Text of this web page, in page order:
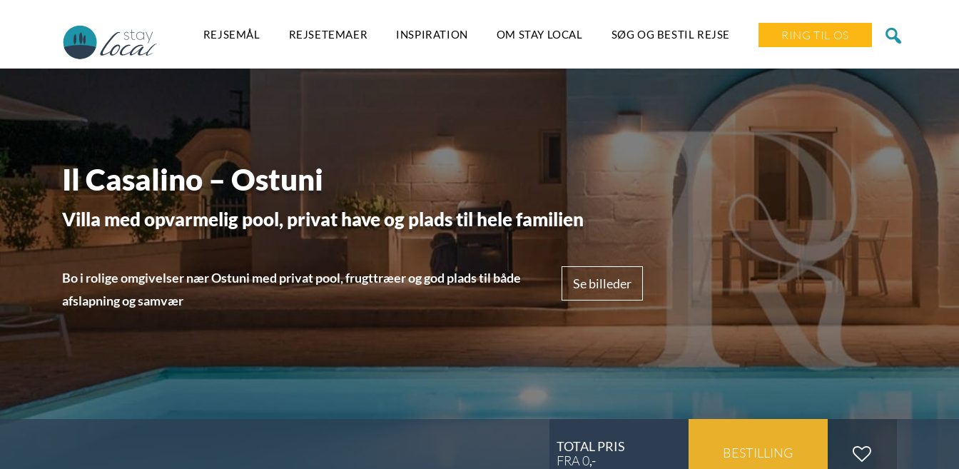
RING TIL OS
REJSEMÅL REJSETEMAER INSPIRATION OM STAY LOCAL SØG OG BESTIL REJSE
Il Casalino – Ostuni
Villa med opvarmelig pool, privat have og plads til hele familien
Bo i rolige omgivelser nær Ostuni med privat pool, frugttræer og god plads til både
afslapning og samvær
Se billeder
TOTAL PRIS
FRA0,- BESTILLING